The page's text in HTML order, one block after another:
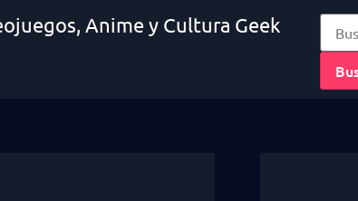
Anime y Cultura Geek